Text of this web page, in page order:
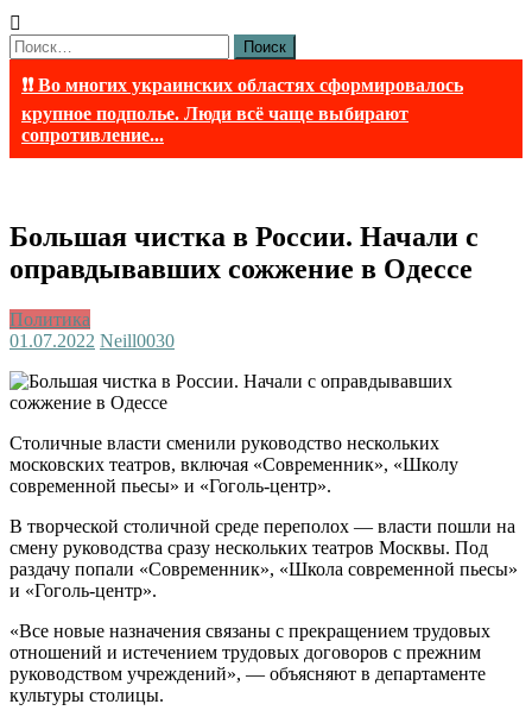
Найти:
❗❗ Во многих украинских областях сформировалось
крупное подполье. Люди всё чаще выбирают
сопротивление...
Большая чистка в России. Начали с
оправдывавших сожжение в Одессе
Политика
01.07.2022 Neill0030
Столичные власти сменили руководство нескольких
московских театров, включая «Современник», «Школу
современной пьесы» и «Гоголь-центр».
В творческой столичной среде переполох — власти пошли на
смену руководства сразу нескольких театров Москвы. Под
раздачу попали «Современник», «Школа современной пьесы»
и «Гоголь-центр».
«Все новые назначения связаны с прекращением трудовых
отношений и истечением трудовых договоров с прежним
руководством учреждений», — объясняют в департаменте
культуры столицы.